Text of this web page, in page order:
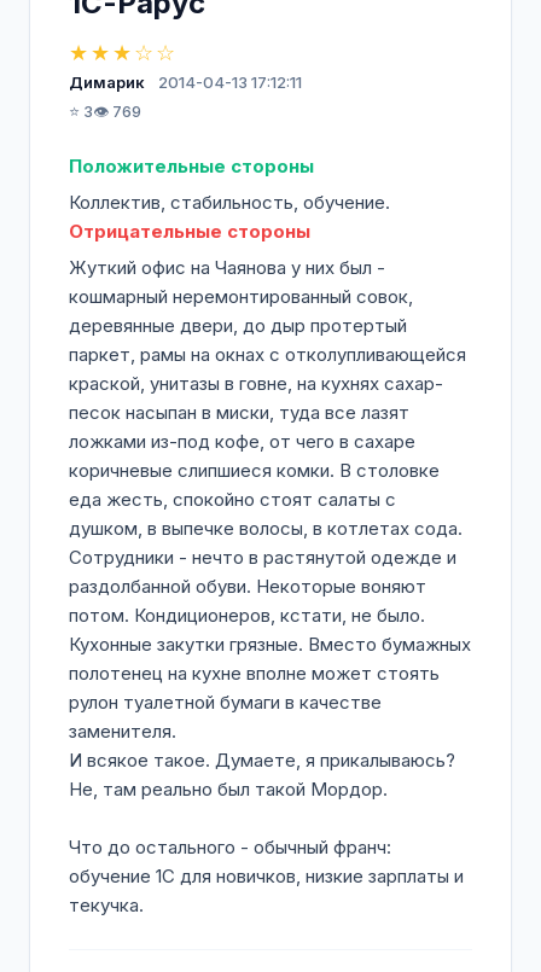
ВНИМАТЕЛЬНО.
6) подходящее место работы для людей,
не особо парящихся о собственном
социальная защита и гарантии. в целом,
можно получить нормальный старт в 1С
сообществе.
7) Данное место подойдет для только что
приехавших в СПб, как стартовая
площадка. Далее советую уходить из
среды 1С, иначе унизительные зарплаты в
конвертиках и шантаж невыплатой черной
зп со стороны работодателя будут Вас
вечно преследовать, впрочем также, как и
соковыжимательная система управления
людьми ;-)
★★★☆☆
Димарик
2014-04-13 17:12:11
⭐ 3👁️ 769
Положительные стороны
Коллектив, стабильность, обучение.
Отрицательные стороны
Жуткий офис на Чаянова у них был -
кошмарный неремонтированный совок,
деревянные двери, до дыр протертый
паркет, рамы на окнах с отколупливающейся
краской, унитазы в говне, на кухнях сахар-
песок насыпан в миски, туда все лазят
ложками из-под кофе, от чего в сахаре
коричневые слипшиеся комки. В столовке
еда жесть, спокойно стоят салаты с
душком, в выпечке волосы, в котлетах сода.
Сотрудники - нечто в растянутой одежде и
раздолбанной обуви. Некоторые воняют
потом. Кондиционеров, кстати, не было.
Кухонные закутки грязные. Вместо бумажных
полотенец на кухне вполне может стоять
рулон туалетной бумаги в качестве
заменителя.
И всякое такое. Думаете, я прикалываюсь?
Не, там реально был такой Мордор.
Что до остального - обычный франч:
обучение 1С для новичков, низкие зарплаты и
текучка.